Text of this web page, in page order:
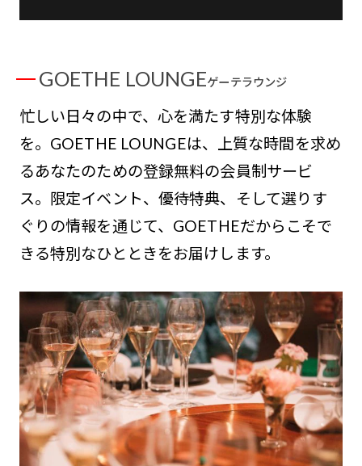
GOETHE LOUNGEゲーテラウンジ
忙しい日々の中で、心を満たす特別な体験
を。GOETHE LOUNGEは、上質な時間を求め
るあなたのための登録無料の会員制サービ
ス。限定イベント、優待特典、そして選りす
ぐりの情報を通じて、GOETHEだからこそで
きる特別なひとときをお届けします。